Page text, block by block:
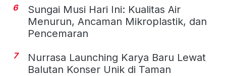
6
Sungai Musi Hari Ini: Kualitas Air
Menurun, Ancaman Mikroplastik, dan
Pencemaran
7
Nurrasa Launching Karya Baru Lewat
Balutan Konser Unik di Taman